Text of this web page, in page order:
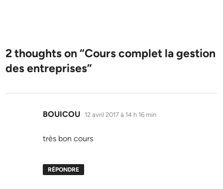
2 thoughts on “Cours complet la gestion
des entreprises”
BOUICOU dit :
12 avril 2017 à 14 h 16 min
très bon cours
RÉPONDRE